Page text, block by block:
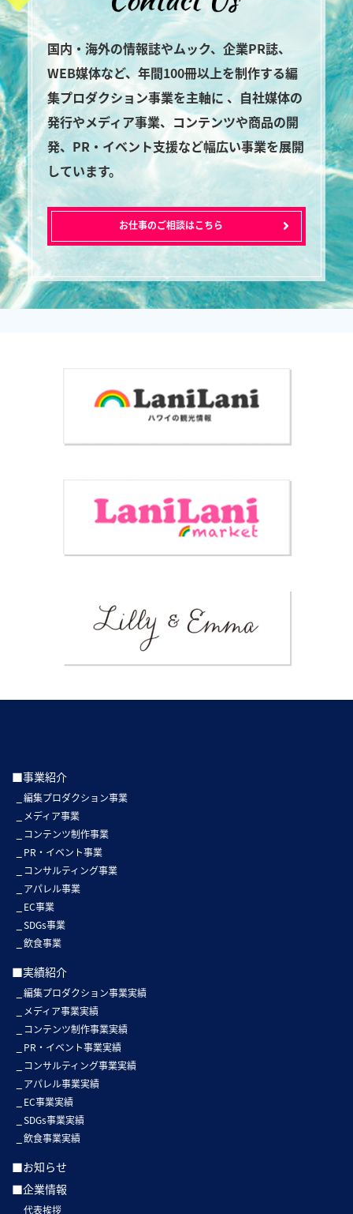
国内・海外の情報誌やムック、企業PR誌、
WEB媒体など、年間100冊以上を制作する編
集プロダクション事業を主軸に 、自社媒体の
発行やメディア事業、コンテンツや商品の開
発、PR・イベント支援など幅広い事業を展開
しています。
お仕事のご相談はこちら
■事業紹介
編集プロダクション事業
メディア事業
コンテンツ制作事業
PR・イベント事業
コンサルティング事業
アパレル事業
EC事業
SDGs事業
飲食事業
■実績紹介
編集プロダクション事業実績
メディア事業実績
コンテンツ制作事業実績
PR・イベント事業実績
コンサルティング事業実績
アパレル事業実績
EC事業実績
SDGs事業実績
飲食事業実績
■お知らせ
■企業情報
代表挨拶